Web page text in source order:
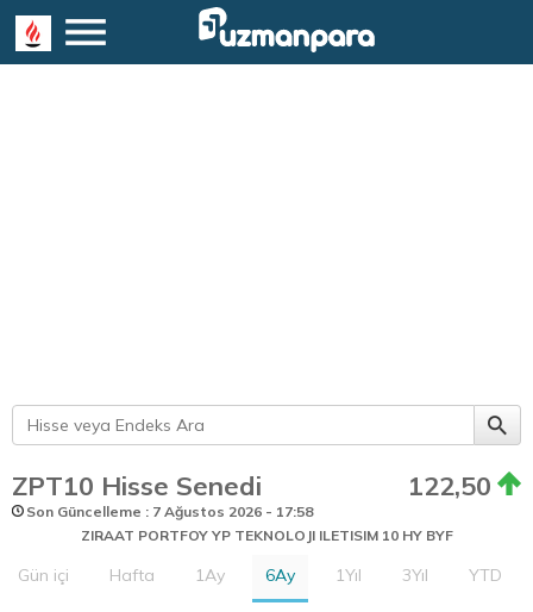
ZPT10 Hisse Senedi 122,50
Son Güncelleme : 7 Ağustos 2026 - 17:58
ZIRAAT PORTFOY YP TEKNOLOJI ILETISIM 10 HY BYF
Gün içi Hafta 1Ay 6Ay 1Yıl 3Yıl YTD